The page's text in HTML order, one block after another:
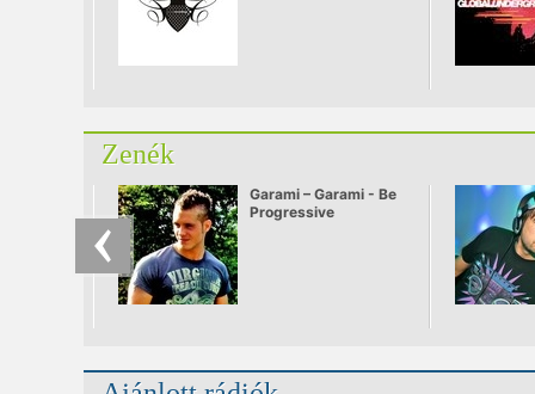
Zenék
Garami – Garami - Be
Progressive